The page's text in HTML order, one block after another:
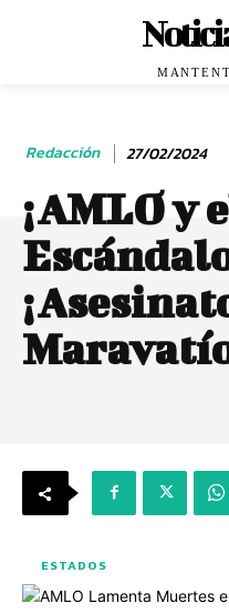
Redacción 27/02/2024
¡AMLO y
ESTADOS